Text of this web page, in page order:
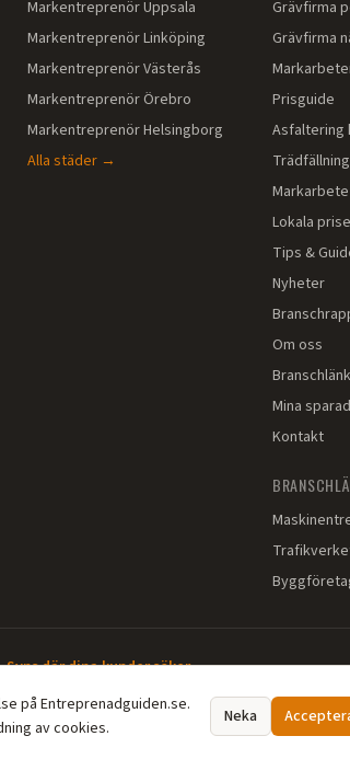
MarkentreprenörUppsala
MarkentreprenörLinköping
MarkentreprenörVästerås
MarkentreprenörÖrebro
MarkentreprenörHelsingborg
Alla städer →
Grävfirma
Grävfirma
Prisguide
Asfaltering
Lokala
Tips &
Nyheter
Om oss
Mina
Kontakt
Syns där dina kunder söker →
dränering, enskilt avlopp, schaktning och markarbeten
på Entreprenadguiden.se.
av cookies.
Neka